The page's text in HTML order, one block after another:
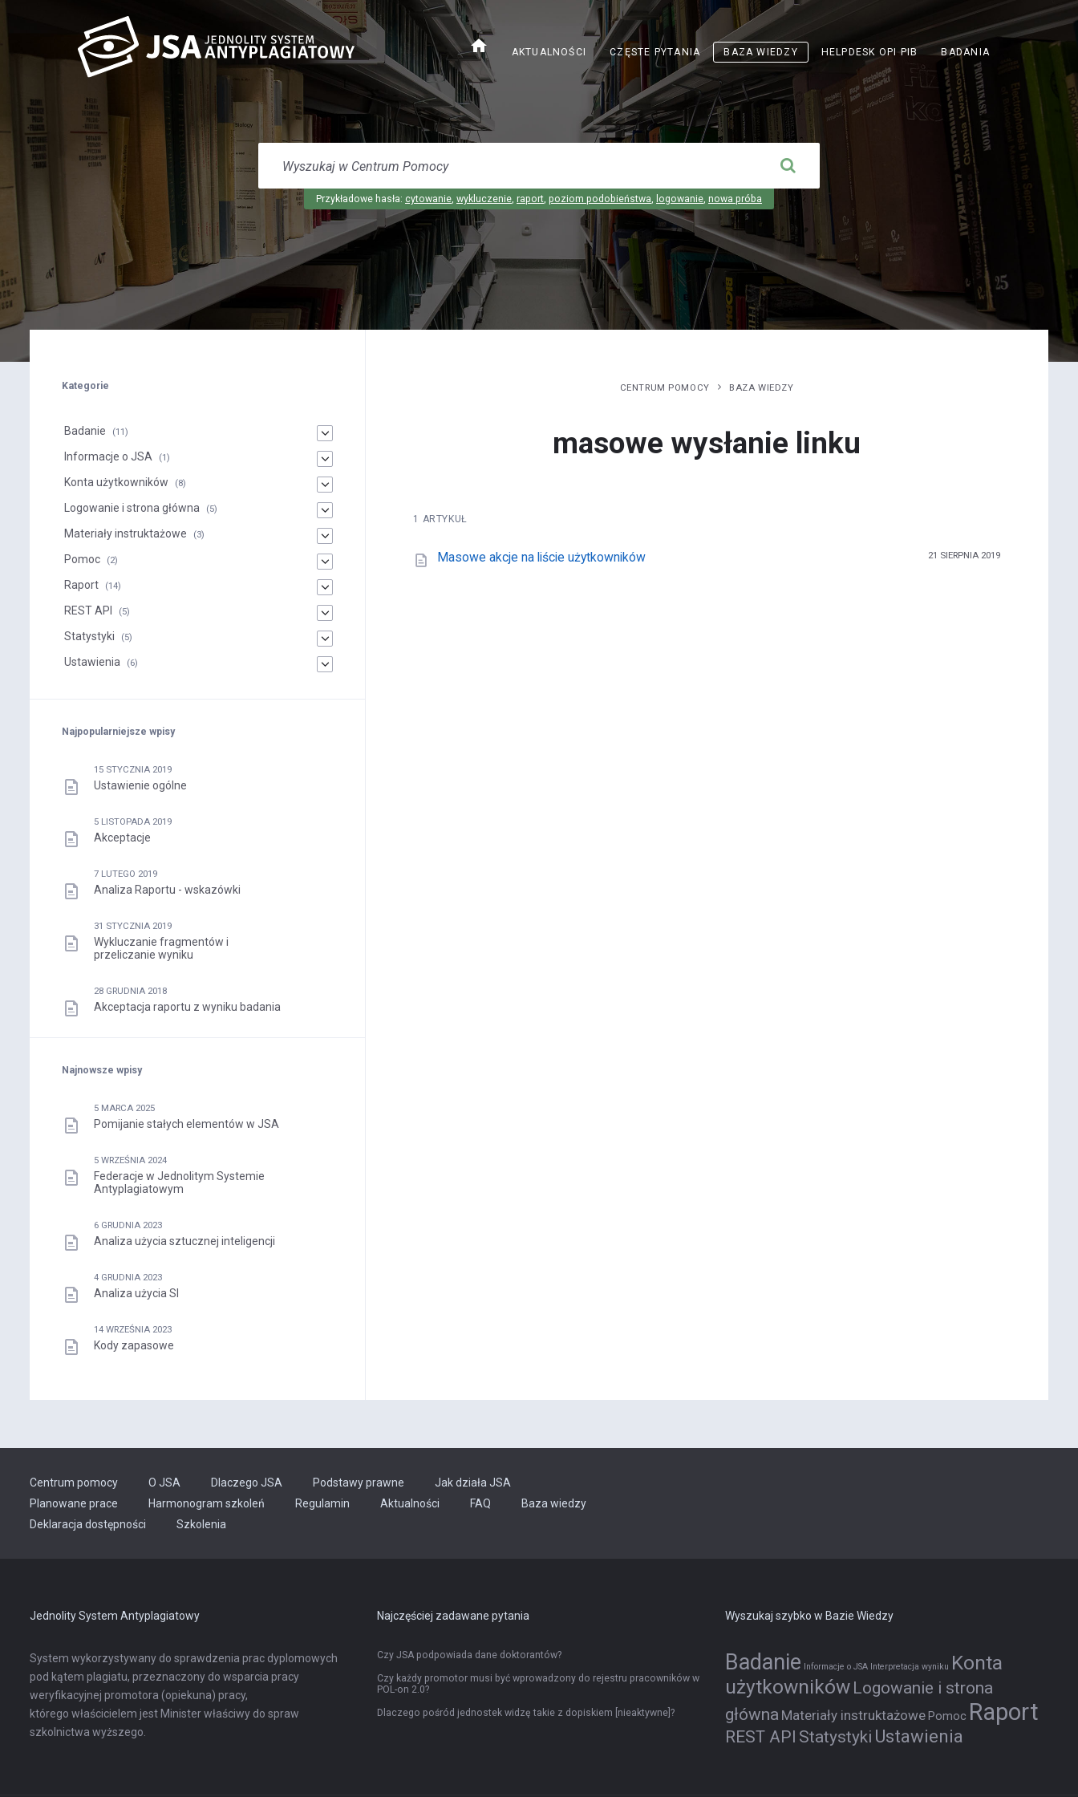
home AKTUALNOŚCI CZĘSTE PYTANIA BAZA WIEDZY HELPDESK OPI PIBODNOŚNIK
OTWIERA
SIĘ
W
NOWEJ
KARCIE
BADANIA
WYSZUKAJ
CENTRUM
Przykładowe hasła: cytowanie, wykluczenie, raport, poziom podobieństwa, logowanie, nowa próba
CENTRUM POMOCY BAZA WIEDZY
masowe wysłanie linku
1 ARTYKUŁ
Masowe akcje na liście użytkowników 21 SIERPNIA 2019
Kategorie
Badanie (11)
Informacje o JSA (1)
Konta użytkowników (8)
Logowanie i strona główna (5)
Materiały instruktażowe (3)
Pomoc (2)
Raport (14)
REST API (5)
Statystyki (5)
Ustawienia (6)
Najpopularniejsze wpisy
15 STYCZNIA 2019
Ustawienie ogólne
5 LISTOPADA 2019
Akceptacje
7 LUTEGO 2019
Analiza Raportu - wskazówki
31 STYCZNIA 2019
Wykluczanie fragmentów i
przeliczanie wyniku
28 GRUDNIA 2018
Akceptacja raportu z wyniku badania
Najnowsze wpisy
5 MARCA 2025
Pomijanie stałych elementów w JSA
5 WRZEŚNIA 2024
Federacje w Jednolitym Systemie
Antyplagiatowym
6 GRUDNIA 2023
Analiza użycia sztucznej inteligencji
4 GRUDNIA 2023
Analiza użycia SI
14 WRZEŚNIA 2023
Kody zapasowe
Centrum pomocy O JSA Dlaczego JSA Podstawy prawne
Jak działa JSA
Planowane prace
Harmonogram szkoleń Regulamin Aktualności FAQ
Baza wiedzy
Deklaracja dostępności
Szkolenia
Jednolity System Antyplagiatowy
System wykorzystywany do sprawdzenia prac dyplomowych
pod kątem plagiatu, przeznaczony do wsparcia pracy
weryfikacyjnej promotora (opiekuna) pracy,
którego właścicielem jest Minister właściwy do spraw
szkolnictwa wyższego.
Najczęściej zadawane pytania
Czy JSA podpowiada dane doktorantów?
Czy każdy promotor musi być wprowadzony do rejestru pracowników w
POL-on 2.0?
Dlaczego pośród jednostek widzę takie z dopiskiem [nieaktywne]?
Wyszukaj szybko w Bazie Wiedzy
Badanie Informacje o JSA Interpretacja wyniku Konta
użytkowników Logowanie i strona
główna Materiały instruktażowe Pomoc Raport
REST API Statystyki Ustawienia